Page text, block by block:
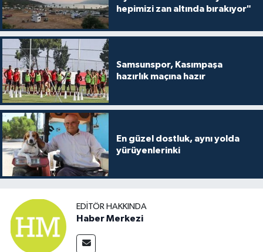
hepimizi zan altında bırakıyor"
Samsunspor, Kasımpaşa
hazırlık maçına hazır
En güzel dostluk, aynı yolda
yürüyenlerinki
EDITÖR HAKKINDA
Haber Merkezi